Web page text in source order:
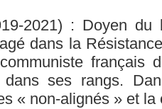
2021) : Doyen du
dans la
français
dans ses rangs.
« non-alignés » et